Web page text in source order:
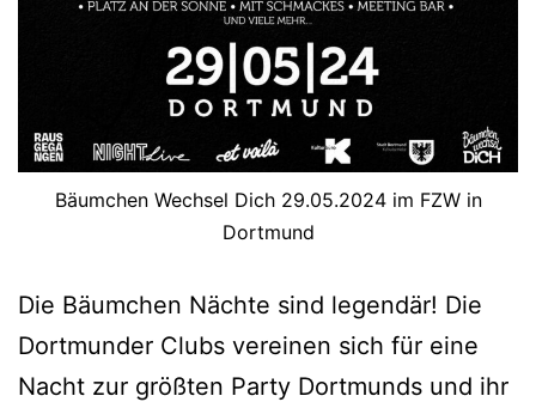
Bäumchen Wechsel Dich 29.05.2024 im FZW in
Dortmund
Die Bäumchen Nächte sind legendär! Die
Dortmunder Clubs vereinen sich für eine
Nacht zur größten Party Dortmunds und ihr